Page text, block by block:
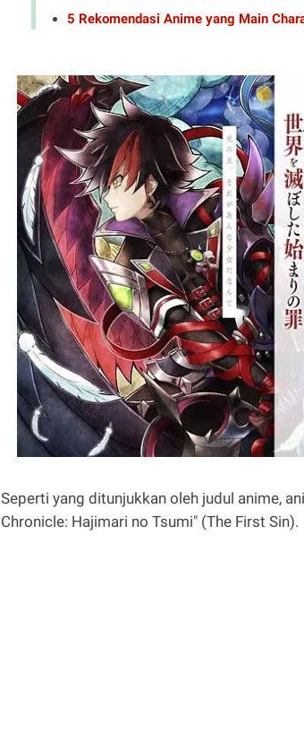
5 Rekomendasi Anime yang Main
Seperti yang ditunjukkan oleh judul anime,
Chronicle: Hajimari no Tsumi" (The First Sin).